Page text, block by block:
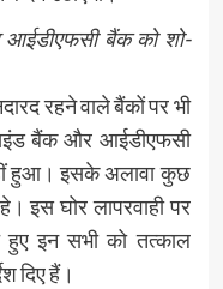
बैंक को शो-
रहने वाले बैंकों पर भी
बैंक और आईडीएफसी
हुआ। इसके अलावा कुछ
इस घोर लापरवाही पर
हुए इन सभी को तत्काल
दिए हैं।